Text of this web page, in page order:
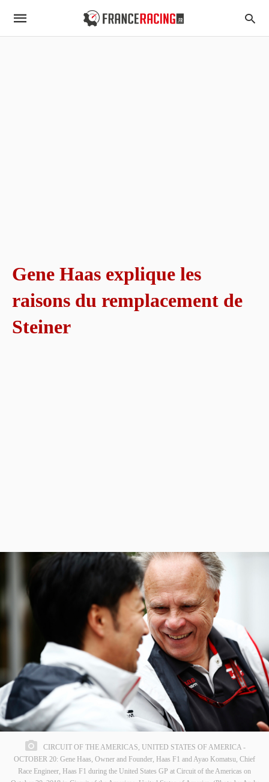
Gene Haas explique les
raisons du remplacement de
Steiner
CIRCUIT OF THE AMERICAS, UNITED STATES OF AMERICA -
OCTOBER 20: Gene Haas, Owner and Founder, Haas F1 and Ayao Komatsu, Chief
Race Engineer, Haas F1 during the United States GP at Circuit of the Americas on